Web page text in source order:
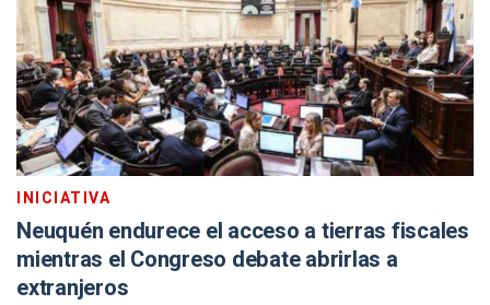
INICIATIVA
Neuquén endurece el acceso a tierras fiscales
mientras el Congreso debate abrirlas a
extranjeros